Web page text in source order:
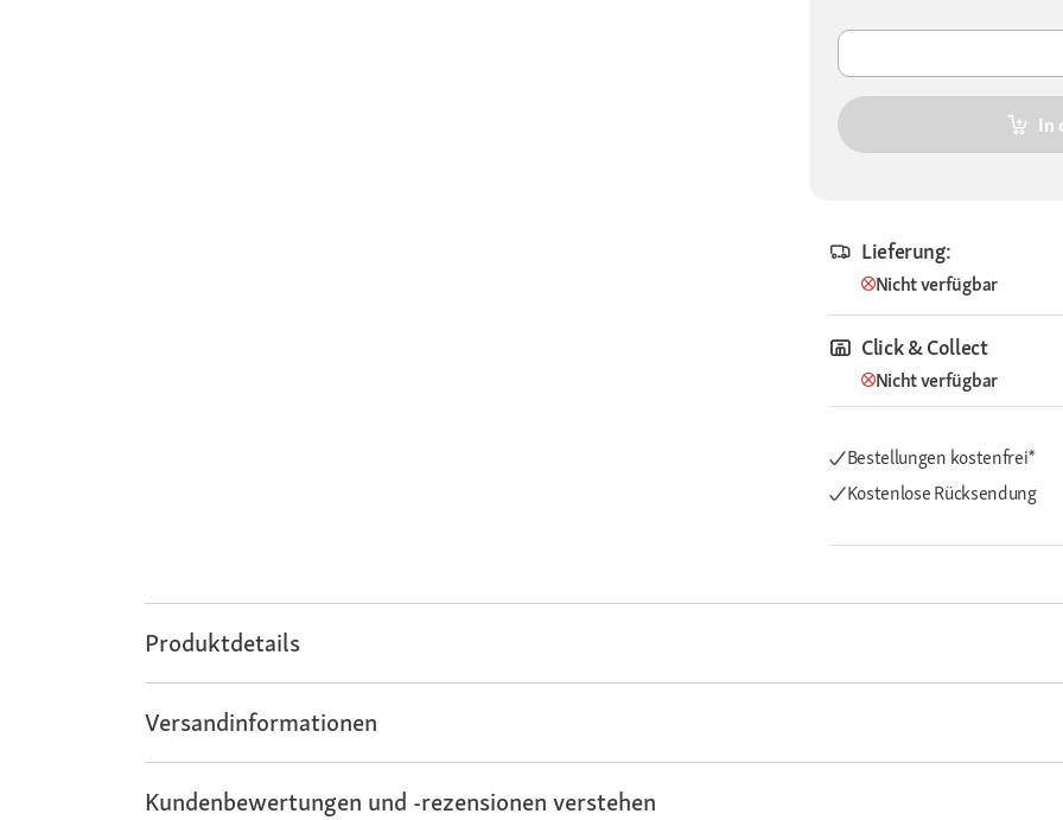
In
Lieferung:
Nicht verfügbar
Click & Collect
Nicht verfügbar
Bestellungen kostenfrei*
Kostenlose Rücksendung
Produktdetails
Versandinformationen
Kundenbewertungen und -rezensionen verstehen